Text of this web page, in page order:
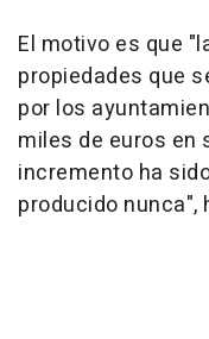
El motivo es que
propiedades que
por los
miles de euros en
incremento ha
producido